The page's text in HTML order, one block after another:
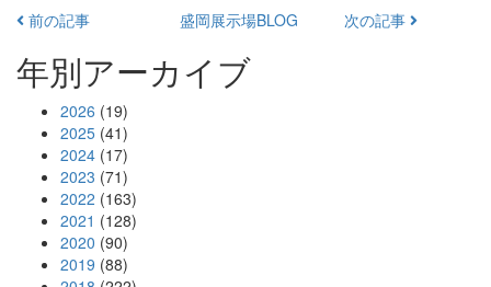
前の記事
盛岡展示場BLOG 次の記事
年別アーカイブ
2026 (19)
2025 (41)
2024 (17)
2023 (71)
2022 (163)
2021 (128)
2020 (90)
2019 (88)